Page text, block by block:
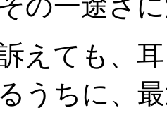
えても、
うちに、